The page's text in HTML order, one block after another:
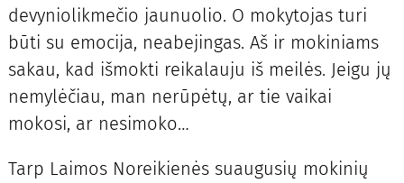
devyniolikmečio jaunuolio. O mokytojas turi
būti su emocija, neabejingas. Aš ir mokiniams
sakau, kad išmokti reikalauju iš meilės. Jeigu jų
nemylėčiau, man nerūpėtų, ar tie vaikai
mokosi, ar nesimoko…
Tarp Laimos Noreikienės suaugusių mokinių